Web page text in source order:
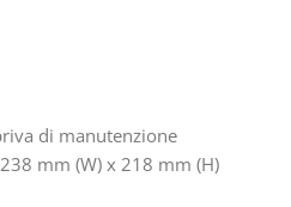
di manutenzione
mm (W) x 218 mm (H)